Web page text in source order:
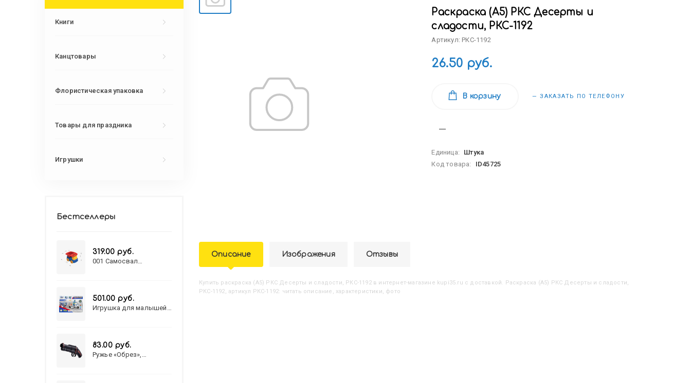
Раскраска (А5) РКС Десерты и
сладости, РКС-1192
Артикул: РКС-1192
26.50 руб.
В корзину — ЗАКАЗАТЬ ПО ТЕЛЕФОНУ
Единица:
Штука
Код товара:
ID45725
Описание Изображения Отзывы
Купить Раскраска (А5) РКС Десерты и сладости, РКС-1192в интернет-магазине kupi35.ru с доставкой. Раскраска (А5) РКС Десерты и сладости,
РКС-1192, артикул РКС-1192: читать описание, характеристики, фото
Книги
Канцтовары
Флористическая упаковка
Товары для праздника
Игрушки
Бестселлеры
319.00 руб.
001 Самосвал
501.00 руб.
Игрушка для малышей
83.00 руб.
Ружье «Обрез»,